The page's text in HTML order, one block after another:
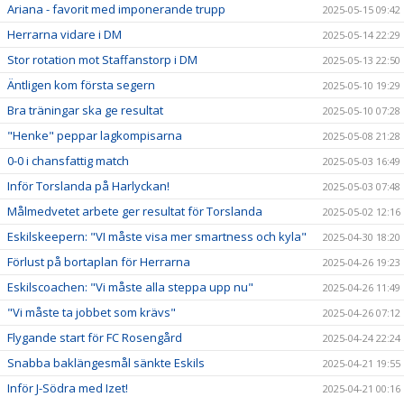
Ariana - favorit med imponerande trupp 2025-05-15 09:42
Herrarna vidare i DM 2025-05-14 22:29
Stor rotation mot Staffanstorp i DM 2025-05-13 22:50
Äntligen kom första segern 2025-05-10 19:29
Bra träningar ska ge resultat 2025-05-10 07:28
"Henke" peppar lagkompisarna 2025-05-08 21:28
0-0 i chansfattig match 2025-05-03 16:49
Inför Torslanda på Harlyckan! 2025-05-03 07:48
Målmedvetet arbete ger resultat för Torslanda 2025-05-02 12:16
Eskilskeepern: "VI måste visa mer smartness och kyla" 2025-04-30 18:20
Förlust på bortaplan för Herrarna 2025-04-26 19:23
Eskilscoachen: "Vi måste alla steppa upp nu" 2025-04-26 11:49
"Vi måste ta jobbet som krävs" 2025-04-26 07:12
Flygande start för FC Rosengård 2025-04-24 22:24
Snabba baklängesmål sänkte Eskils 2025-04-21 19:55
Inför J-Södra med Izet! 2025-04-21 00:16